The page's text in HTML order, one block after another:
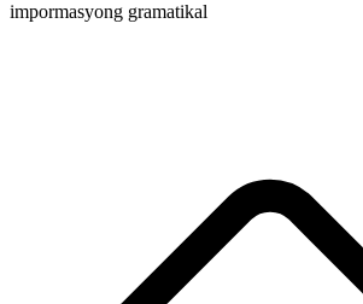
impormasyong gramatikal